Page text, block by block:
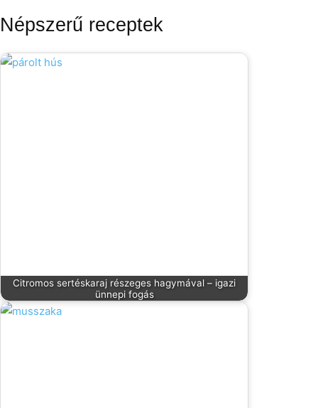
Népszerű receptek
Citromos sertéskaraj részeges hagymával – igazi
ünnepi fogás